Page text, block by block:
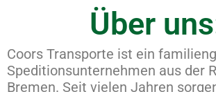
Über
Coors Transporte ist ein
Speditionsunternehmen aus der
Bremen. Seit vielen Jahren